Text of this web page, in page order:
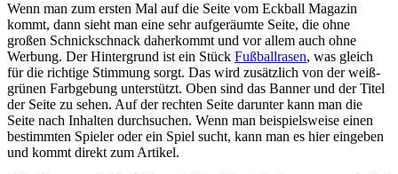
Wenn man zum ersten Mal auf die Seite vom Eckball Magazin
kommt, dann sieht man eine sehr aufgeräumte Seite, die ohne
großen Schnickschnack daherkommt und vor allem auch ohne
Werbung. Der Hintergrund ist ein Stück Fußballrasen, was gleich
für die richtige Stimmung sorgt. Das wird zusätzlich von der weiß-
grünen Farbgebung unterstützt. Oben sind das Banner und der Titel
der Seite zu sehen. Auf der rechten Seite darunter kann man die
Seite nach Inhalten durchsuchen. Wenn man beispielsweise einen
bestimmten Spieler oder ein Spiel sucht, kann man es hier eingeben
und kommt direkt zum Artikel.